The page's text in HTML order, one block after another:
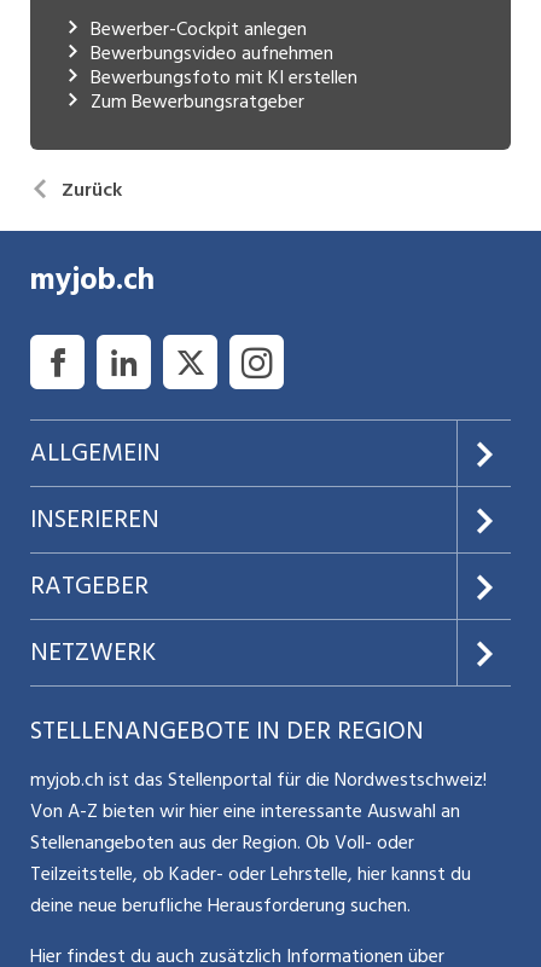
Bewerber-Cockpit anlegen
Bewerbungsvideo aufnehmen
Bewerbungsfoto mit KI erstellen
Zum Bewerbungsratgeber
Zurück
myjob.ch
ALLGEMEIN
Über uns
AGB
Datenschutz
Nutzungsbedingungen
Glossar
Kontakt
Impressum
INSERIEREN
Preise & Leistungen
Jobs verwalten
Benutzermanual
Bewerber-Cockpit
RATGEBER
Teilzeit / Flexible Arbeitsmodelle
Mitarbeiter 50+ / Pensionierung
Karriere allgemein
NETZWERK
Aargauerzeitung.ch
CH Media
ostjob.ch
zentraljob.ch
jobbasel.ch
STELLENANGEBOTE IN DER REGION
myjob.ch ist das Stellenportal für die Nordwestschweiz!
Von A-Z bieten wir hier eine interessante Auswahl an
Stellenangeboten aus der Region. Ob Voll- oder
Teilzeitstelle, ob Kader- oder Lehrstelle, hier kannst du
deine neue berufliche Herausforderung suchen.
Hier findest du auch zusätzlich Informationen über